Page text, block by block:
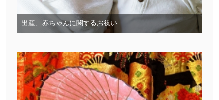
出産、赤ちゃんに関するお祝い